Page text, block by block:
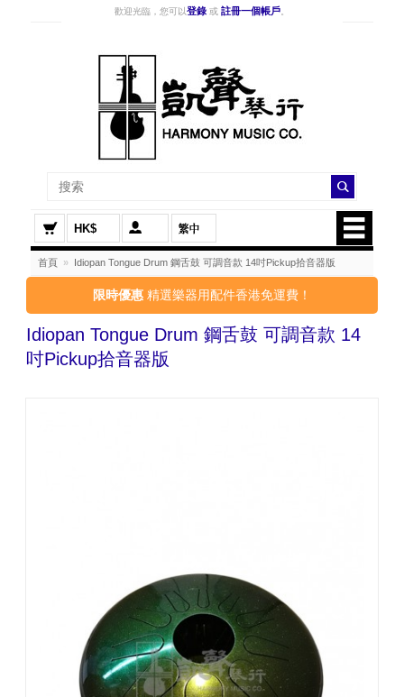
歡迎光臨，您可以登錄 或 註冊一個帳戶
HK$
首頁 » Idiopan Tongue Drum 鋼舌鼓 可調音款 14吋Pickup拾音器版
限時優惠 精選樂器用配件香港免運費！
Idiopan Tongue Drum 鋼舌鼓 可調音款 14
吋Pickup拾音器版